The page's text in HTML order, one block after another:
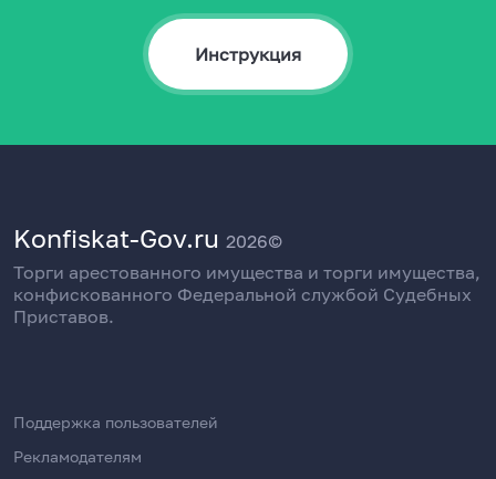
Инструкция
Konfiskat-Gov.ru 2026©
Торги арестованного имущества и торги имущества,
конфискованного Федеральной службой Судебных
Приставов.
Поддержка пользователей
Рекламодателям